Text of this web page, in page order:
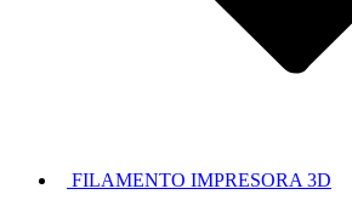
FILAMENTO IMPRESORA 3D